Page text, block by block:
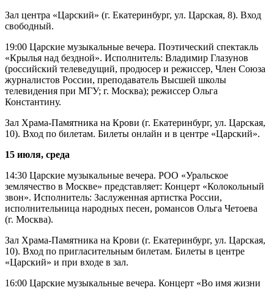
Зал центра «Царский» (г. Екатеринбург, ул. Царская, 8). Вход
свободный.
19:00 Царские музыкальные вечера. Поэтический спектакль
«Крылья над бездной». Исполнитель: Владимир Глазунов
(российский телеведущий, продюсер и режиссер, Член Союза
журналистов России, преподаватель Высшей школы
телевидения при МГУ; г. Москва); режиссер Ольга
Константину.
Зал Храма-Памятника на Крови (г. Екатеринбург, ул. Царская,
10). Вход по билетам. Билеты онлайн и в центре «Царский».
15 июля, среда
14:30 Царские музыкальные вечера. РОО «Уральское
землячество в Москве» представляет: Концерт «Колокольный
звон». Исполнитель: Заслуженная артистка России,
исполнительница народных песен, романсов Ольга Четоева
(г. Москва).
Зал Храма-Памятника на Крови (г. Екатеринбург, ул. Царская,
10). Вход по пригласительным билетам. Билеты в центре
«Царский» и при входе в зал.
16:00 Царские музыкальные вечера. Концерт «Во имя жизни